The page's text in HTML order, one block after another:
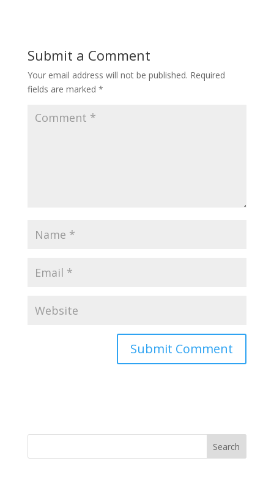
Submit a Comment
Your email address will not be published. Required
fields are marked *
Search